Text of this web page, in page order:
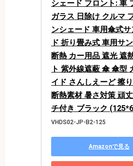
シェード フロント: 車
ガラス 日除け クルマ
ンシェード 車用傘式
ド 折り畳み式 車用サ
断熱 カー用品 遮光 遮
ト 紫外線遮蔽 傘 傘型
イド さんしえーど 擦
断熱素材 暑さ対策 頑
チ付き ブラック
VHDS02-JP-B2-125
Amazonで見る